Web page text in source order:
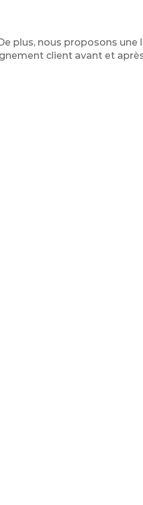
plus, nous proposons une
client avant et